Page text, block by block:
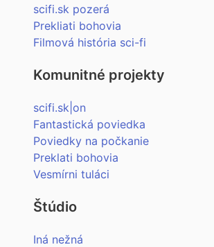
scifi.sk pozerá
Prekliati bohovia
Filmová história sci-fi
Komunitné projekty
scifi.sk|on
Fantastická poviedka
Poviedky na počkanie
Preklati bohovia
Vesmírni tuláci
Štúdio
Iná nežná